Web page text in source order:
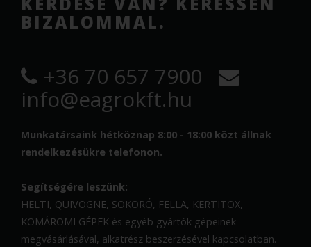
BIZALOMMAL.
+36 70 657 7900
info@eagrokft.hu
Munkatársaink hétköznap 8:00 - 18:00 közt állnak
rendelkezésükre telefonon.
Segítségére leszünk:
HELTI, QUIVOGNE, SOKORÓ, FELLA, KERTITOX,
KOMÁROMI GÉPEK és egyéb gyártók gépeinek
megvásárlásával, alkatrész beszerzésével kapcsolatban.